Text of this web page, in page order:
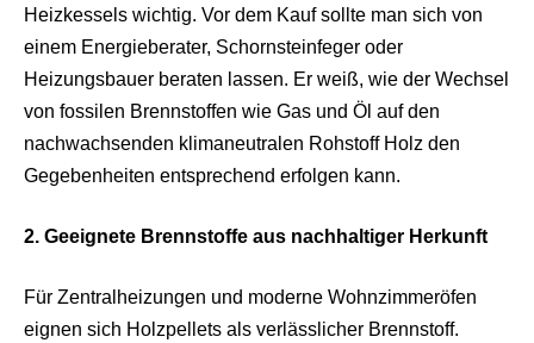
Heizkessels wichtig. Vor dem Kauf sollte man sich von
einem Energieberater, Schornsteinfeger oder
Heizungsbauer beraten lassen. Er weiß, wie der Wechsel
von fossilen Brennstoffen wie Gas und Öl auf den
nachwachsenden klimaneutralen Rohstoff Holz den
Gegebenheiten entsprechend erfolgen kann.
2. Geeignete Brennstoffe aus nachhaltiger Herkunft
Für Zentralheizungen und moderne Wohnzimmeröfen
eignen sich Holzpellets als verlässlicher Brennstoff.